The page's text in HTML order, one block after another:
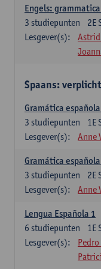
Engels:
2E
3 studiepunten
Lesgever(s):
Astrid
Spaans:
Gramática
1E
3 studiepunten
Lesgever(s):
Anne
Gramática
2E
3 studiepunten
Lesgever(s):
Anne
Lengua Española 1
1E
6 studiepunten
Lesgever(s):
Pedro